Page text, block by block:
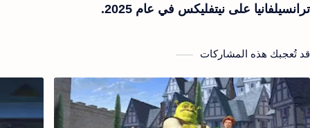
ترانسيلفانيا على نيتفليكس في عام 2025.
قد تُعجبك هذه المشاركات